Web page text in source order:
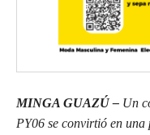
MINGA GUAZÚ – Un
PY06 se convirtió en